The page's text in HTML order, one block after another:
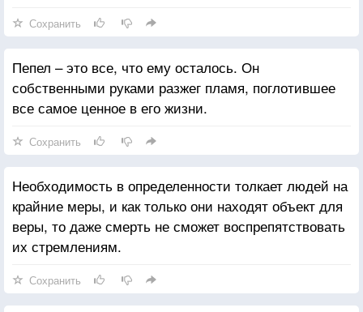
Сохранить
Пепел – это все, что ему осталось. Он
собственными руками разжег пламя, поглотившее
все самое ценное в его жизни.
Сохранить
Необходимость в определенности толкает людей на
крайние меры, и как только они находят объект для
веры, то даже смерть не сможет воспрепятствовать
их стремлениям.
Сохранить